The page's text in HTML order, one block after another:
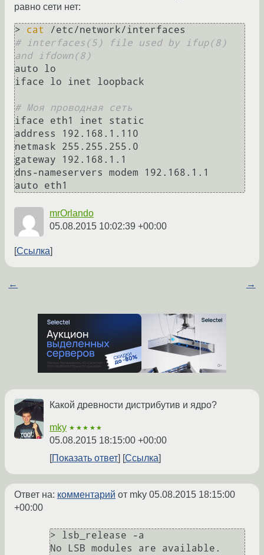
равно сети нет:
> cat
# interfaces(5) file used by ifup(8)
and ifdown(8)
auto lo
iface lo inet loopback
# Моя проводная сеть
iface eth1 inet static
address 192.168.1.110
netmask 255.255.255.0
gateway 192.168.1.1
dns-nameservers modem 192.168.1.1
mrOrlando
05.08.2015 10:02:39 +00:00
Ссылка
← →
Какой древности дистрибутив и ядро?
mky ★★★★★
05.08.2015 18:15:00 +00:00
Показать ответ
Ссылка
Ответ на: комментарий от mky 05.08.2015 18:15:00
+00:00
> lsb_release -a
No LSB modules are available.